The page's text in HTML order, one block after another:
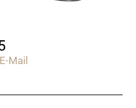
E-Mail